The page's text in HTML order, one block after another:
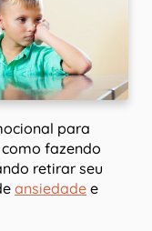
para
fazendo
retirar seu
ansiedade e